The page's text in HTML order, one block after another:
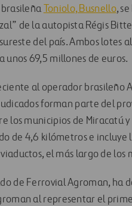
Toniolo, Busnello,
de la autopista Régis
del país. Ambos lotes
unos 69,5 millones de euros.
al operador brasileño
forman parte del
los municipios de Miracatú
de 4,6 kilómetros e incluye
el más largo de los
de Ferrovial Agroman, ha
al representar el